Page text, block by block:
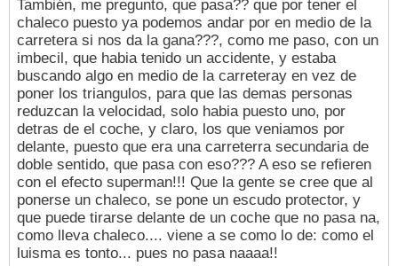
También, me pregunto, que pasa?? que por tener el
chaleco puesto ya podemos andar por en medio de la
carretera si nos da la gana???, como me paso, con un
imbecil, que habia tenido un accidente, y estaba
buscando algo en medio de la carreteray en vez de
poner los triangulos, para que las demas personas
reduzcan la velocidad, solo habia puesto uno, por
detras de el coche, y claro, los que veniamos por
delante, puesto que era una carreterra secundaria de
doble sentido, que pasa con eso??? A eso se refieren
con el efecto superman!!! Que la gente se cree que al
ponerse un chaleco, se pone un escudo protector, y
que puede tirarse delante de un coche que no pasa na,
como lleva chaleco.... viene a se como lo de: como el
luisma es tonto... pues no pasa naaaa!!